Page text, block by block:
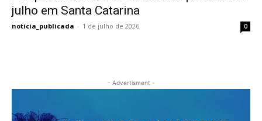
julho em Santa Catarina
noticia_publicada - 1 de julho de 2026 0
- Advertisment -